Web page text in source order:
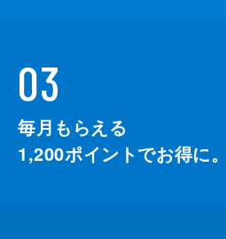
03
毎月もらえる
1,200ポイントでお得に。